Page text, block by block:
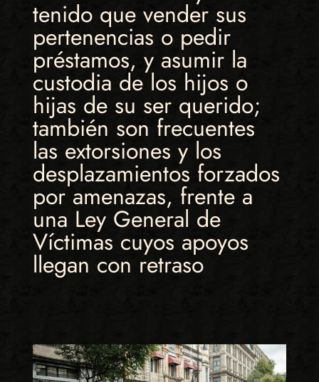
tenido que vender sus
pertenencias o pedir
préstamos, y asumir la
custodia de los hijos o
hijas de su ser querido;
también son frecuentes
las extorsiones y los
desplazamientos forzados
por amenazas, frente a
una Ley General de
Víctimas cuyos apoyos
llegan con retraso